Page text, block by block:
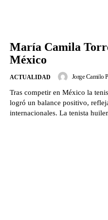
María Camila
México
ACTUALIDAD Jorge Camilo
Tras competir en México la
logró un balance positivo,
internacionales. La tenista